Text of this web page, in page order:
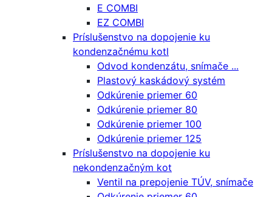
E COMBI
EZ COMBI
Príslušenstvo na dopojenie ku
kondenzačnému kotl
Odvod kondenzátu, snímače ...
Plastový kaskádový systém
Odkúrenie priemer 60
Odkúrenie priemer 80
Odkúrenie priemer 100
Odkúrenie priemer 125
Príslušenstvo na dopojenie ku
nekondenzačným kot
Ventil na prepojenie TÚV, snímače